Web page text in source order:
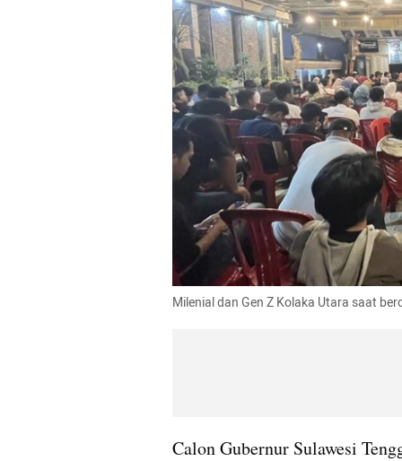
Milenial dan Gen Z Kolaka Utara saat
Calon Gubernur Sulawesi